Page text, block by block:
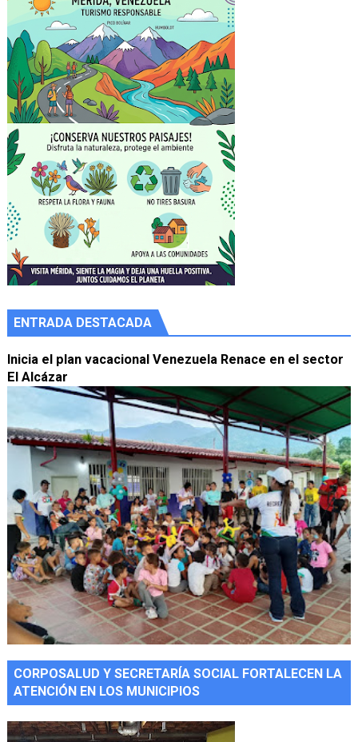
ENTRADA DESTACADA
Inicia el plan vacacional Venezuela Renace en el sector
El Alcázar
CORPOSALUD Y SECRETARÍA SOCIAL FORTALECEN LA
ATENCIÓN EN LOS MUNICIPIOS